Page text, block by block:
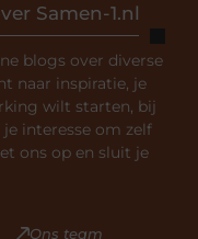
Samen-1.nl
blogs over diverse
naar inspiratie, je
wilt starten, bij
interesse om zelf
ons op en sluit je
Ons team